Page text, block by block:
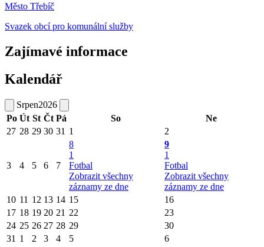
Město Třebíč
Svazek obcí pro komunální služby
Zajímavé informace
Kalendář
Srpen2026
Po Út St Čt Pá So
Ne
27 28 29 30 31 1 2
3 4 5 6 7
8
1
Fotbal
Zobrazit všechny
záznamy ze dne
9
1
Fotbal
Zobrazit všechny
záznamy ze dne
10 11 12 13 14 15
16
17 18 19 20 21 22
23
24 25 26 27 28 29
30
31 1 2 3 4 5 6